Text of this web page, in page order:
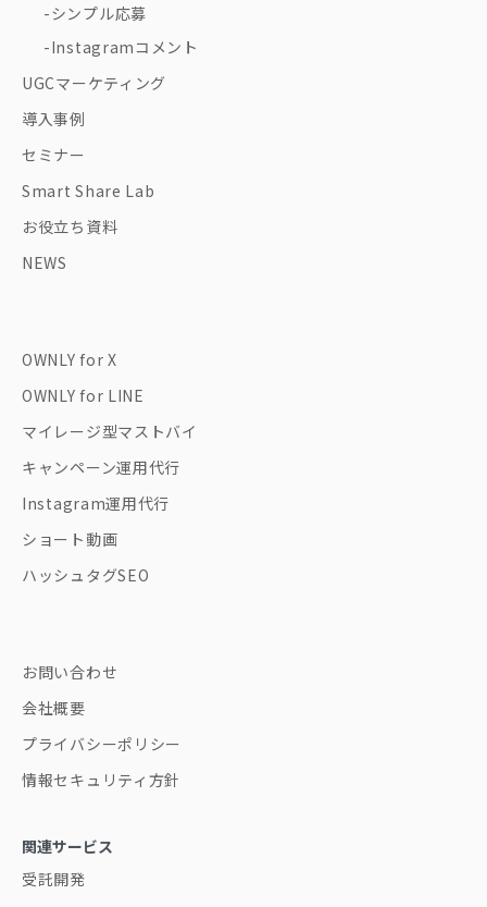
シンプル応募
Instagramコメント
UGCマーケティング
導入事例
セミナー
Smart Share Lab
お役立ち資料
NEWS
OWNLY for X
OWNLY for LINE
マイレージ型マストバイ
キャンペーン運用代行
Instagram運用代行
ショート動画
ハッシュタグSEO
お問い合わせ
会社概要
プライバシーポリシー
情報セキュリティ方針
関連サービス
受託開発